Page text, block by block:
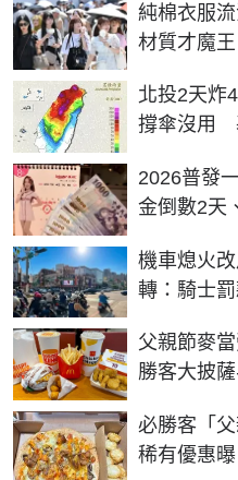
純棉衣服
材質才魔
北投2天炸
撐傘沒用
2026普發
金倒數2天
機車熄火
轉：騎士
父親節麥
勝客大披
必勝客「
稀有優惠